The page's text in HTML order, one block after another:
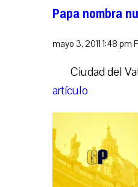
Papa nombra
mayo 3, 2011 1:48 pm
Ciudad del
artículo